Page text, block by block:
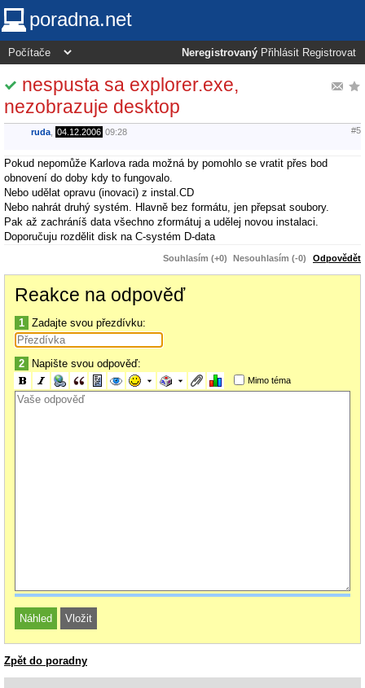
poradna.net
Neregistrovaný Přihlásit Registrovat
nespusta sa explorer.exe,
nezobrazuje desktop
ruda 04.12.2006 09:28 #5
Pokud nepomůže Karlova rada možná by pomohlo se vratit přes bod
obnovení do doby kdy to fungovalo.
Nebo udělat opravu (inovaci) z instal.CD
Nebo nahrát druhý systém. Hlavně bez formátu, jen přepsat soubory.
Pak až zachráníš data všechno zformátuj a udělej novou instalaci.
Doporučuju rozdělit disk na C-systém D-data
Souhlasím (+0) Nesouhlasím (-0) Odpovědět
Reakce na odpověď
1 Zadajte svou přezdívku:
2 Napište svou odpověď:
Mimo téma
Zpět do poradny